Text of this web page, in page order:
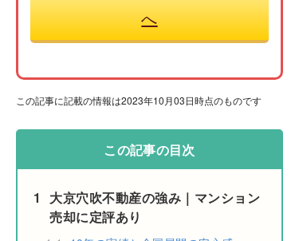
へ
この記事に記載の情報は2023年10月03日時点のものです
この記事の目次
1
大京穴吹不動産の強み｜マンション
売却に定評あり